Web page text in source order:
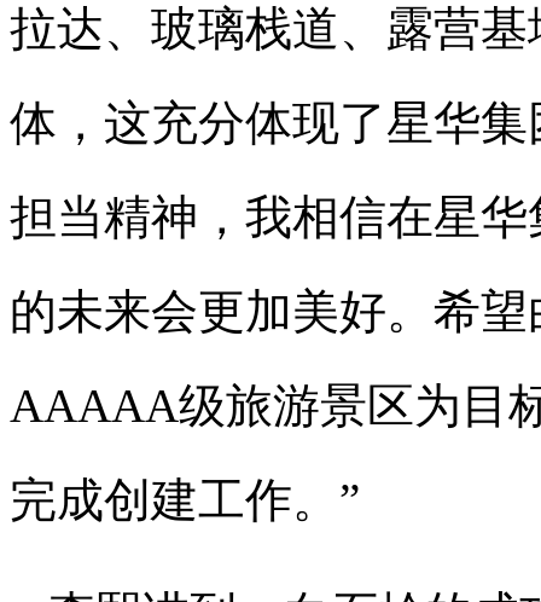
拉达、玻璃栈道、露营
体，这充分体现了星华
担当精神，我相信在星
的未来会更加美好。希
AAAAA级旅游景区为目
完成创建工作。”